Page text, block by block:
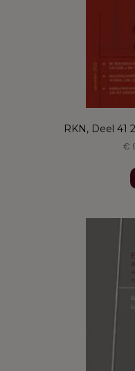
RKN, Deel 41
€